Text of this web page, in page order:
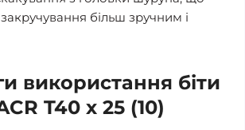
більш зручним і
використання біти
T40 х 25 (10)